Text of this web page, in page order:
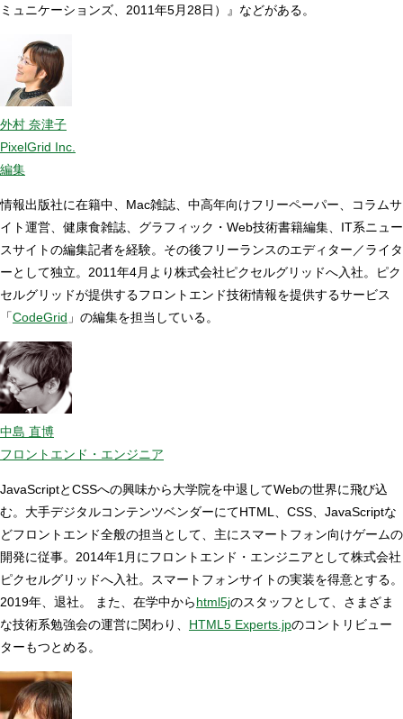
ミュニケーションズ、2011年5月28日）』などがある。
外村 奈津子
PixelGrid Inc.
編集
情報出版社に在籍中、Mac雑誌、中高年向けフリーペーパー、コラムサ
イト運営、健康食雑誌、グラフィック・Web技術書籍編集、IT系ニュー
スサイトの編集記者を経験。その後フリーランスのエディター／ライタ
ーとして独立。2011年4月より株式会社ピクセルグリッドへ入社。ピク
セルグリッドが提供するフロントエンド技術情報を提供するサービス
「CodeGrid 」の編集を担当している。
中島 直博
フロントエンド・エンジニア
JavaScriptとCSSへの興味から大学院を中退してWebの世界に飛び込
む。大手デジタルコンテンツベンダーにてHTML、CSS、JavaScriptな
どフロントエンド全般の担当として、主にスマートフォン向けゲームの
開発に従事。2014年1月にフロントエンド・エンジニアとして株式会社
ピクセルグリッドへ入社。スマートフォンサイトの実装を得意とする。
2019年、退社。 また、在学中からhtml5jのスタッフとして、さまざま
な技術系勉強会の運営に関わり、 HTML5 Experts.jpのコントリビュー
ターもつとめる。